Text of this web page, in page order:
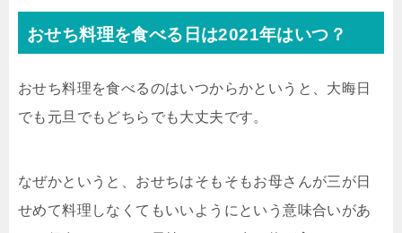
おせち料理を食べる日は2021年はいつ？
おせち料理を食べるのはいつからかというと、大晦日
でも元旦でもどちらでも大丈夫です。
なぜかというと、おせちはそもそもお母さんが三が日
せめて料理しなくてもいいようにという意味合いがあ